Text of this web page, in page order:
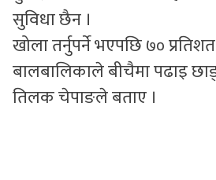
सुविधा छैन ।
खोला तर्नुपर्ने भएपछि ७०
बालबालिकाले बीचैमा पढाइ
तिलक चेपाङले बताए ।